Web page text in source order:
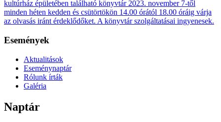
kultúrház épületében található könyvtár 2023. november 7-től
minden héten kedden és csütörtökön 14.00 órától 18.00 óráig várja
az olvasás iránt érdeklődőket. A könyvtár szolgáltatásai ingyenesek.
Események
Aktualitások
Eseménynaptár
Rólunk írták
Galéria
Naptár